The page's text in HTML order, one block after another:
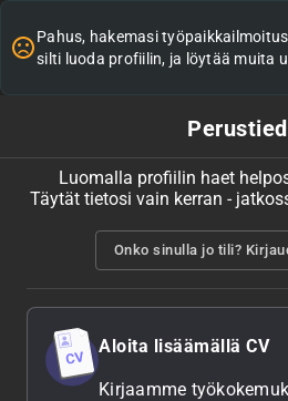
Pahus, hakemasi
silti luoda profiilin, ja löytää muita
Luomalla profiilin haet
Täytät tietosi vain kerran -
Onko sinulla jo tili?
Aloita lisäämällä CV
Kirjaamme